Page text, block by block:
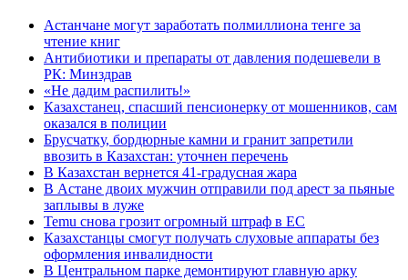
Астанчане могут заработать полмиллиона тенге за
чтение книг
Антибиотики и препараты от давления подешевели в
РК: Минздрав
«Не дадим распилить!»
Казахстанец, спасший пенсионерку от мошенников, сам
оказался в полиции
Брусчатку, бордюрные камни и гранит запретили
ввозить в Казахстан: уточнен перечень
В Казахстан вернется 41-градусная жара
В Астане двоих мужчин отправили под арест за пьяные
заплывы в луже
Temu снова грозит огромный штраф в ЕС
Казахстанцы смогут получать слуховые аппараты без
оформления инвалидности
В Центральном парке демонтируют главную арку